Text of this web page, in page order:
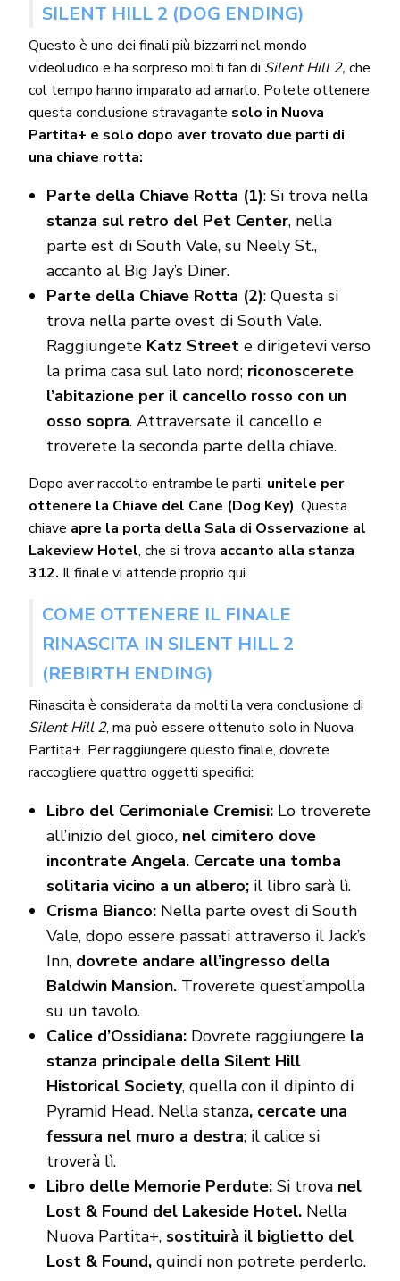
SILENT HILL 2 (DOG ENDING)
Questo è uno dei finali più bizzarri nel mondo
videoludico e ha sorpreso molti fan di Silent Hill 2,che
col tempo hanno imparato ad amarlo. Potete ottenere
questa conclusione stravagante solo in Nuova
Partita+ e solo dopo aver trovato due parti di
una chiave rotta:
Parte della Chiave Rotta (1): Si trova nella
stanza sul retro del Pet Center, nella
parte est di South Vale, su Neely St.,
accanto al Big Jay’s Diner.
Parte della Chiave Rotta (2): Questa si
trova nella parte ovest di South Vale.
Raggiungete Katz Streete dirigetevi verso
la prima casa sul lato nord; riconoscerete
l’abitazione per il cancello rosso con un
osso sopra. Attraversate il cancello e
troverete la seconda parte della chiave.
Dopo aver raccolto entrambe le parti, unitele per
ottenere la Chiave del Cane (Dog Key). Questa
chiave apre la porta della Sala di Osservazione al
Lakeview Hotel, che si trova accanto alla stanza
312. Il finale vi attende proprio qui.
COME OTTENERE IL FINALE
RINASCITA IN SILENT HILL 2
(REBIRTH ENDING)
Rinascita è considerata da molti la vera conclusione di
Silent Hill 2, ma può essere ottenuto solo in Nuova
Partita+. Per raggiungere questo finale, dovrete
raccogliere quattro oggetti specifici:
Libro del Cerimoniale Cremisi:Lo troverete
all’inizio del gioco, nel cimitero dove
incontrate Angela. Cercate una tomba
solitaria vicino a un albero;il libro sarà lì.
Crisma Bianco:Nella parte ovest di South
Vale, dopo essere passati attraverso il Jack’s
Inn, dovrete andare all’ingresso della
Baldwin Mansion.Troverete quest’ampolla
su un tavolo.
Calice d’Ossidiana:Dovrete raggiungere la
stanza principale della Silent Hill
Historical Society, quella con il dipinto di
Pyramid Head. Nella stanza, cercate una
fessura nel muro a destra; il calice si
troverà lì.
Libro delle Memorie Perdute:Si trova nel
Lost & Found del Lakeside Hotel.Nella
Nuova Partita+, sostituirà il biglietto del
Lost & Found,quindi non potrete perderlo.